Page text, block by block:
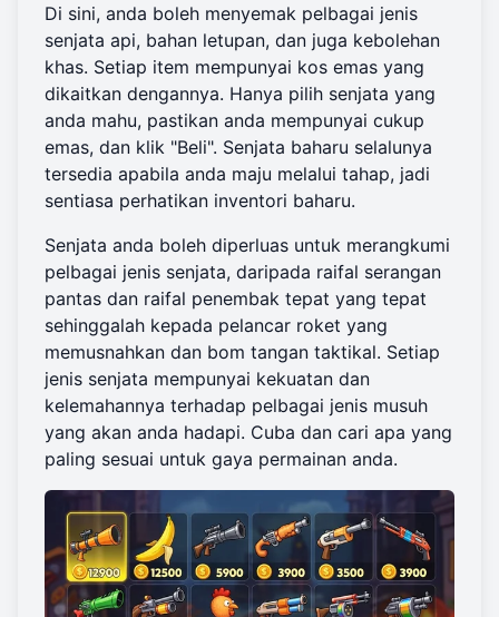
Di sini, anda boleh menyemak pelbagai jenis
senjata api, bahan letupan, dan juga kebolehan
khas. Setiap item mempunyai kos emas yang
dikaitkan dengannya. Hanya pilih senjata yang
anda mahu, pastikan anda mempunyai cukup
emas, dan klik "Beli". Senjata baharu selalunya
tersedia apabila anda maju melalui tahap, jadi
sentiasa perhatikan inventori baharu.
Senjata anda boleh diperluas untuk merangkumi
pelbagai jenis senjata, daripada raifal serangan
pantas dan raifal penembak tepat yang tepat
sehinggalah kepada pelancar roket yang
memusnahkan dan bom tangan taktikal. Setiap
jenis senjata mempunyai kekuatan dan
kelemahannya terhadap pelbagai jenis musuh
yang akan anda hadapi. Cuba dan cari apa yang
paling sesuai untuk gaya permainan anda.